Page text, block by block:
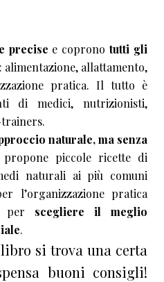
precise e copronotutti gli
alimentazione, allattamento,
pratica. Il tutto è
di medici, nutrizionisti,
naturale, ma senza
piccole ricette di
naturali ai più comuni
l’organizzazione pratica
per scegliere il meglio
.
si trova una certa
buoni consigli!